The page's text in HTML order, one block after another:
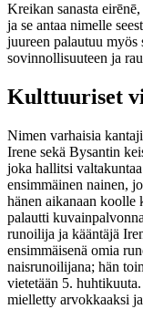
Kreikan sanasta
ja se antaa nimelle
juureen palautuu myös
sovinnollisuuteen ja
Kulttuuriset
Nimen varhaisia
Irene sekä Bysantin
joka hallitsi
ensimmäinen nainen,
hänen aikanaan
palautti
runoilija ja kääntäjä
ensimmäisenä omia
naisrunoilijana; hän
vietetään 5.
mielletty arvokkaaksi